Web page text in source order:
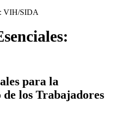
VIH/SIDA
para la
los Trabajadores